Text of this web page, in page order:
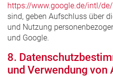
https://www.google.de/intl/
sind, geben Aufschluss über
und Nutzung
und Google.
8.
und Verwendung von